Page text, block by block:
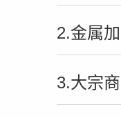
2.金属
3.大宗